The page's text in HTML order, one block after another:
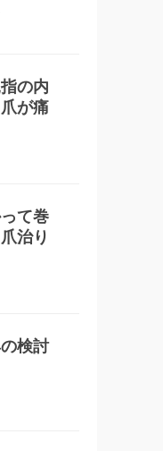
の内
が痛
て巻
治り
検討